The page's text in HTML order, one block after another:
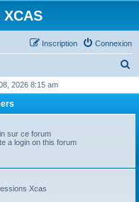
Connexion
Inscription
h
c
2026 8:15 am
sur ce forum
a login on this forum
Xcas